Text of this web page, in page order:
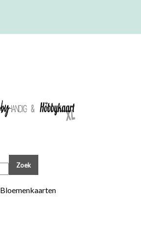
Bloemenkaarten